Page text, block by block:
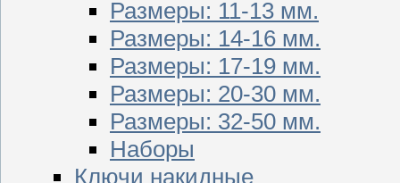
Размеры: 11-13 мм.
Размеры: 14-16 мм.
Размеры: 17-19 мм.
Размеры: 20-30 мм.
Размеры: 32-50 мм.
Наборы
Ключи накидные